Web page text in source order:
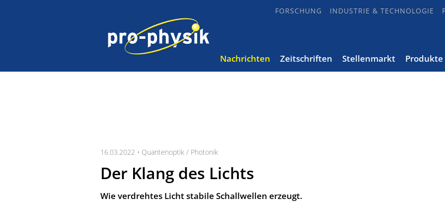
FORSCHUNG INDUSTRIE & TECHNOLOGIE
Nachrichten Zeitschriften Stellenmarkt Produkte
16.03.2022 • Quantenoptik / Photonik
Der Klang des Lichts
Wie verdrehtes Licht stabile Schallwellen erzeugt.